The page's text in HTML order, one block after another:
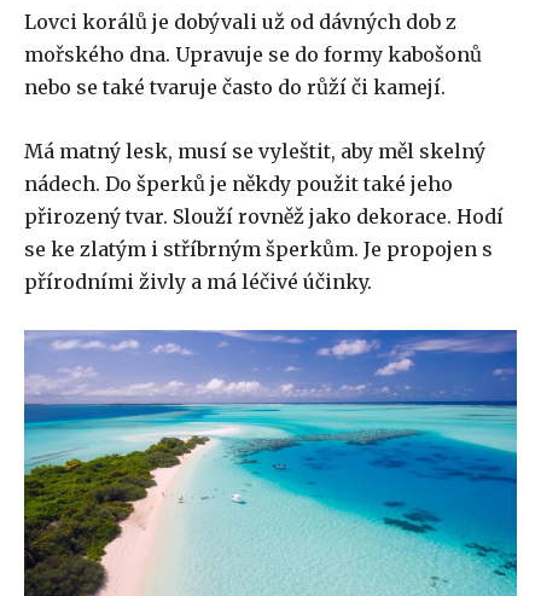
Lovci korálů je dobývali už od dávných dob z
mořského dna. Upravuje se do formy kabošonů
nebo se také tvaruje často do růží či kamejí.
Má matný lesk, musí se vyleštit, aby měl skelný
nádech. Do šperků je někdy použit také jeho
přirozený tvar. Slouží rovněž jako dekorace. Hodí
se ke zlatým i stříbrným šperkům. Je propojen s
přírodními živly a má léčivé účinky.